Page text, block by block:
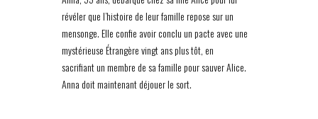
révéler que l’histoire de leur famille repose sur un
mensonge. Elle confie avoir conclu un pacte avec une
mystérieuse Étrangère vingt ans plus tôt, en
sacrifiant un membre de sa famille pour sauver Alice.
Anna doit maintenant déjouer le sort.